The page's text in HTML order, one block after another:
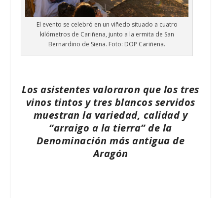
El evento se celebró en un viñedo situado a cuatro
kilómetros de Cariñena, junto a la ermita de San
Bernardino de Siena. Foto: DOP Cariñena.
Los asistentes valoraron que los tres
vinos tintos y tres blancos servidos
muestran la variedad, calidad y
“arraigo a la tierra” de la
Denominación más antigua de
Aragón